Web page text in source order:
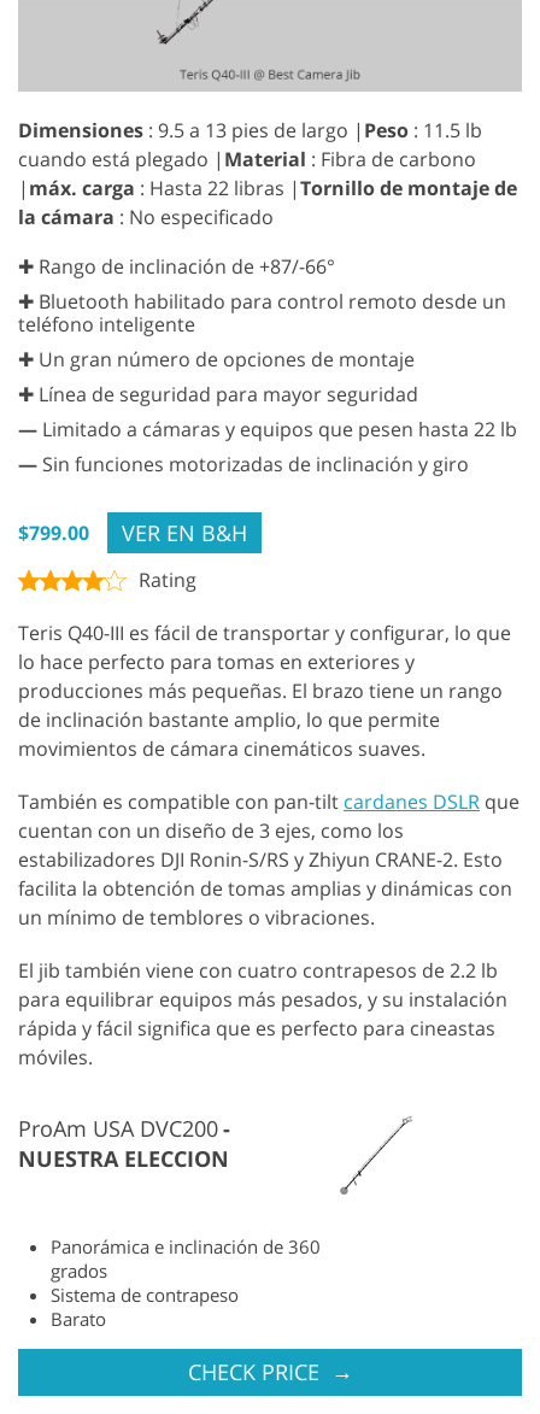
Dimensiones : 9.5 a 13 pies de largo | Peso : 11.5 lb
cuando está plegado | Material : Fibra de carbono
| máx. carga : Hasta 22 libras |Tornillo de montaje de
la cámara : No especificado
✚ Rango de inclinación de +87/-66°
✚ Bluetooth habilitado para control remoto desde un
teléfono inteligente
✚ Un gran número de opciones de montaje
✚ Línea de seguridad para mayor seguridad
— Limitado a cámaras y equipos que pesen hasta 22 lb
— Sin funciones motorizadas de inclinación y giro
$799.00 VER EN B&H
Rating
Teris Q40-III es fácil de transportar y configurar, lo que
lo hace perfecto para tomas en exteriores y
producciones más pequeñas. El brazo tiene un rango
de inclinación bastante amplio, lo que permite
movimientos de cámara cinemáticos suaves.
También es compatible con pan-tilt cardanes DSLR que
cuentan con un diseño de 3 ejes, como los
estabilizadores DJI Ronin-S/RS y Zhiyun CRANE-2. Esto
facilita la obtención de tomas amplias y dinámicas con
un mínimo de temblores o vibraciones.
El jib también viene con cuatro contrapesos de 2.2 lb
para equilibrar equipos más pesados, y su instalación
rápida y fácil significa que es perfecto para cineastas
móviles.
ProAm USA DVC200
NUESTRA ELECCION
Panorámica e inclinación de 360
grados
Sistema de contrapeso
Barato
CHECK PRICE →